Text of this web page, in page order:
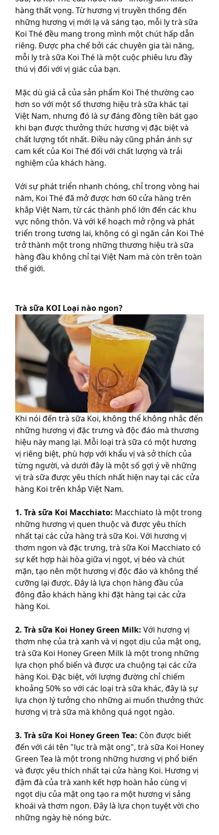
hàng thất vọng. Từ hương vị truyền thống đến
những hương vị mới lạ và sáng tạo, mỗi ly trà sữa
Koi Thé đều mang trong mình một chút hấp dẫn
riêng. Được pha chế bởi các chuyên gia tài năng,
mỗi ly trà sữa Koi Thé là một cuộc phiêu lưu đầy
thú vị đối với vị giác của bạn.
Mặc dù giá cả của sản phẩm Koi Thé thường cao
hơn so với một số thương hiệu trà sữa khác tại
Việt Nam, nhưng đó là sự đáng đồng tiền bát gạo
khi bạn được thưởng thức hương vị đặc biệt và
chất lượng tốt nhất. Điều này cũng phản ánh sự
cam kết của Koi Thé đối với chất lượng và trải
nghiệm của khách hàng.
Với sự phát triển nhanh chóng, chỉ trong vòng hai
năm, Koi Thé đã mở được hơn 60 cửa hàng trên
khắp Việt Nam, từ các thành phố lớn đến các khu
vực nông thôn. Và với kế hoạch mở rộng và phát
triển trong tương lai, không có gì ngăn cản Koi Thé
trở thành một trong những thương hiệu trà sữa
hàng đầu không chỉ tại Việt Nam mà còn trên toàn
thế giới.
Trà sữa KOI Loại nào ngon?
Khi nói đến trà sữa Koi, không thể không nhắc đến
những hương vị đặc trưng và độc đáo mà thương
hiệu này mang lại. Mỗi loại trà sữa có một hương
vị riêng biệt, phù hợp với khẩu vị và sở thích của
từng người, và dưới đây là một số gợi ý về những
vị trà sữa được yêu thích nhất hiện nay tại các cửa
hàng Koi trên khắp Việt Nam.
1. Trà sữa Koi Macchiato: Macchiato là một trong
những hương vị quen thuộc và được yêu thích
nhất tại các cửa hàng trà sữa Koi. Với hương vị
thơm ngon và đặc trưng, trà sữa Koi Macchiato có
sự kết hợp hài hòa giữa vị ngọt, vị béo và chút
mặn, tạo nên một hương vị độc đáo và không thể
cưỡng lại được. Đây là lựa chọn hàng đầu của
đông đảo khách hàng khi đặt hàng tại các cửa
hàng Koi.
2. Trà sữa Koi Honey Green Milk: Với hương vị
thơm nhẹ của trà xanh và vị ngọt dịu của mật ong,
trà sữa Koi Honey Green Milk là một trong những
lựa chọn phổ biến và được ưa chuộng tại các cửa
hàng Koi. Đặc biệt, với lượng đường chỉ chiếm
khoảng 50% so với các loại trà sữa khác, đây là sự
lựa chọn lý tưởng cho những ai muốn thưởng thức
hương vị trà sữa mà không quá ngọt ngào.
3. Trà sữa Koi Honey Green Tea: Còn được biết
đến với cái tên "lục trà mật ong", trà sữa Koi Honey
Green Tea là một trong những hương vị phổ biến
và được yêu thích nhất tại cửa hàng Koi. Hương vị
đậm đà của trà xanh kết hợp hoàn hảo cùng vị
ngọt dịu của mật ong tạo ra một hương vị sảng
khoái và thơm ngon. Đây là lựa chọn tuyệt vời cho
những ngày hè nóng bức.